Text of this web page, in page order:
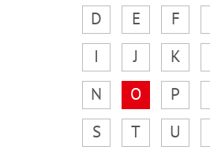
D
E F
I
J K
N
O P
S
T U